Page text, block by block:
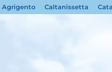
Agrigento Caltanissetta